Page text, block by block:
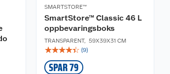
SMARTSTORE™
SmartStore™ Classic 46 L
oppbevaringsboks
TRANSPARENT, 59X39X31 CM
☆☆☆☆☆ (9)
SPAR 79